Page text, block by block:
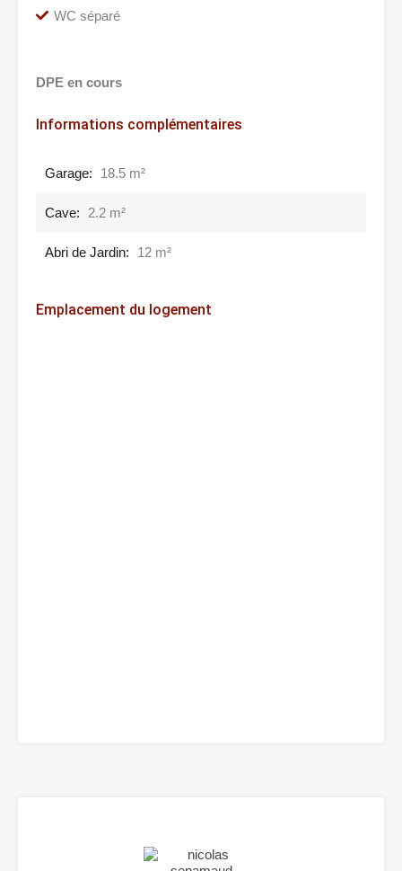
WC séparé
DPE en cours
Informations complémentaires
Garage: 18.5 m²
Cave: 2.2 m²
Abri de Jardin: 12 m²
Emplacement du logement